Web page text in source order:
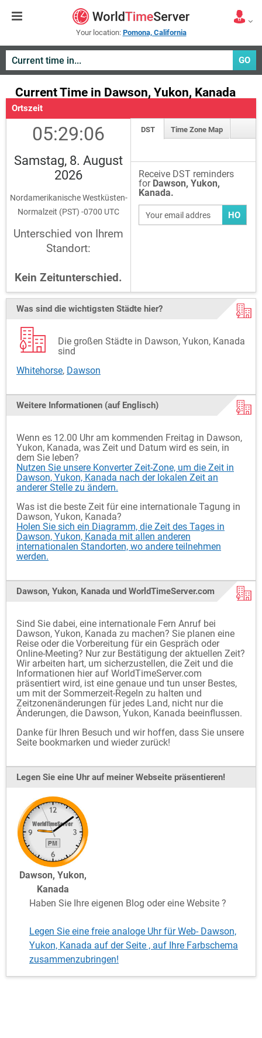
Your location: Pomona, California
GO
Current Time in Dawson, Yukon, Kanada
Ortszeit
05:29:06
Samstag, 8. August
2026
Nordamerikanische Westküsten-
Normalzeit (PST) -0700 UTC
Unterschied von Ihrem
Standort:
Kein Zeitunterschied.
DST Time Zone Map
Receive DST reminders
for Dawson, Yukon,
Kanada.
HO
Was sind die wichtigsten Städte hier?
Die großen Städte in Dawson, Yukon, Kanada
sind
Whitehorse, Dawson
Weitere Informationen (auf Englisch)
Wenn es 12.00 Uhr am kommenden Freitag in Dawson,
Yukon, Kanada, was Zeit und Datum wird es sein, in
dem Sie leben?
Nutzen Sie unsere Konverter Zeit-Zone, um die Zeit in
Dawson, Yukon, Kanada nach der lokalen Zeit an
anderer Stelle zu ändern.
Was ist die beste Zeit für eine internationale Tagung in
Dawson, Yukon, Kanada?
Holen Sie sich ein Diagramm, die Zeit des Tages in
Dawson, Yukon, Kanada mit allen anderen
internationalen Standorten, wo andere teilnehmen
werden.
Dawson, Yukon, Kanada und WorldTimeServer.com
Sind Sie dabei, eine internationale Fern Anruf bei
Dawson, Yukon, Kanada zu machen? Sie planen eine
Reise oder die Vorbereitung für ein Gespräch oder
Online-Meeting? Nur zur Bestätigung der aktuellen Zeit?
Wir arbeiten hart, um sicherzustellen, die Zeit und die
Informationen hier auf WorldTimeServer.com
präsentiert wird, ist eine genaue und tun unser Bestes,
um mit der Sommerzeit-Regeln zu halten und
Zeitzonenänderungen für jedes Land, nicht nur die
Änderungen, die Dawson, Yukon, Kanada beeinflussen.
Danke für Ihren Besuch und wir hoffen, dass Sie unsere
Seite bookmarken und wieder zurück!
Legen Sie eine Uhr auf meiner Webseite präsentieren!
Dawson, Yukon,
Kanada
Haben Sie Ihre eigenen Blog oder eine Website ?
Legen Sie eine freie analoge Uhr für Web- Dawson,
Yukon, Kanada auf der Seite , auf Ihre Farbschema
zusammenzubringen!